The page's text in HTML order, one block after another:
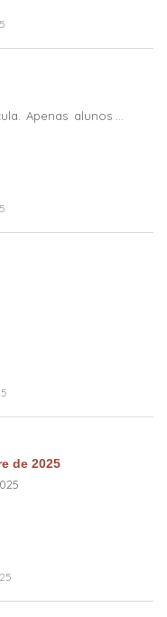
Apenas alunos
de 2025